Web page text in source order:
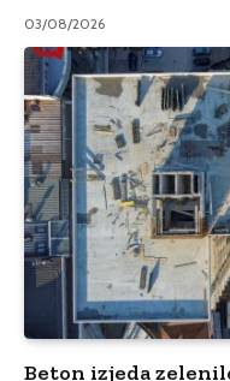
03/08/2026
Beton izjeda